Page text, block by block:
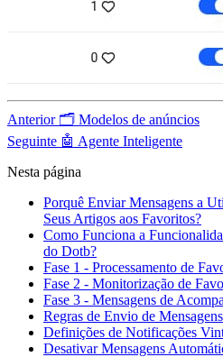
Anterior 🗂️ Modelos de anúncios
Seguinte 🤖 Agente Inteligente
Nesta página
Porquê Enviar Mensagens a
Seus Artigos aos Favoritos?
Como Funciona a
do Dotb?
Fase 1 - Processamento de
Fase 2 - Monitorização de
Fase 3 - Mensagens de
Regras de Envio de Mensagens
Definições de Notificações
Desativar Mensagens